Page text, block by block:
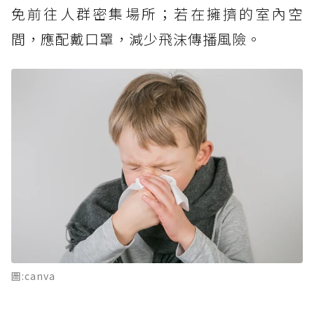
免前往人群密集場所；若在擁擠的室內空
間，應配戴口罩，減少飛沫傳播風險。
圖:canva